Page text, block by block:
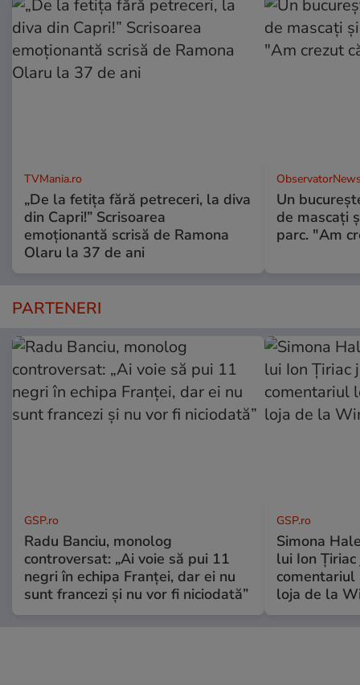
TVMania.ro
„De la fetița fără petreceri, la diva
din Capri!” Scrisoarea
emoționantă scrisă de Ramona
Olaru la 37 de ani
Un
de mascaţi
parc. "Am
PARTENERI
GSP.ro
Radu Banciu, monolog
controversat: „Ai voie să pui 11
negri în echipa Franței, dar ei nu
sunt francezi și nu vor fi niciodată”
GSP.ro
Simona
lui Ion
loja de la